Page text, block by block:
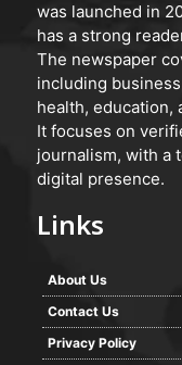
was launched in
has a strong
The newspaper
including
health, education,
It focuses on
journalism, with a
digital presence.
Links
About Us
Contact Us
Privacy Policy